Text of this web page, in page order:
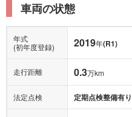
車両の状態
年式
(初年度登録)
2019年(R1)
走行距離 0.3万km
法定点検 定期点検整備有り